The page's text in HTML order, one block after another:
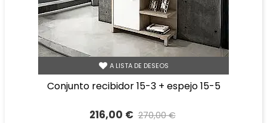
A LISTA DE DESEOS
conjunto recibidor 15-3 + espejo 15-5
216,00 € 270,00 €